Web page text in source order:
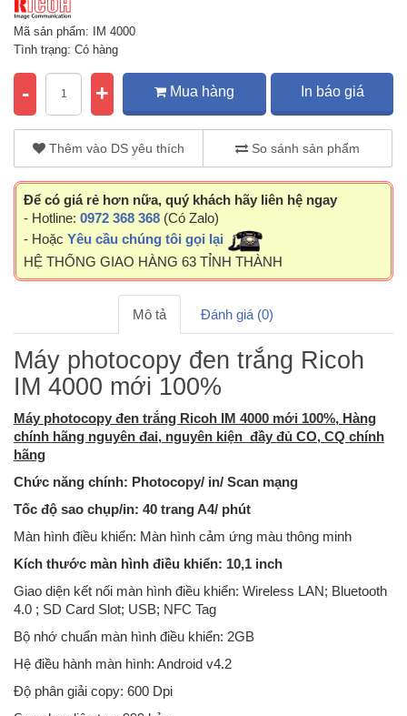
Mã sản phẩm: IM 4000
Tình trạng: Có hàng
- + Mua hàng In báo giá
Thêm vào DS yêu thích So sánh sản phẩm
Để có giá rẻ hơn nữa, quý khách hãy liên hệ ngay
- Hotline: 0972 368 368 (Có Zalo)
- Hoặc Yêu cầu chúng tôi gọi lại
HỆ THỐNG GIAO HÀNG 63 TỈNH THÀNH
Mô tả Đánh giá (0)
Máy photocopy đen trắng Ricoh
IM 4000 mới 100%
Máy photocopy đen trắng Ricoh IM 4000 mới 100%, Hàng
chính hãng nguyên đai, nguyên kiện đầy đủ CO, CQ chính
hãng
Chức năng chính: Photocopy/ in/ Scan mạng
Tốc độ sao chụp/in: 40 trang A4/ phút
Màn hình điều khiển: Màn hình cảm ứng màu thông minh
Kích thước màn hình điều khiển: 10,1 inch
Giao diện kết nối màn hình điều khiển: Wireless LAN; Bluetooth
4.0 ; SD Card Slot; USB; NFC Tag
Bộ nhớ chuẩn màn hình điều khiển: 2GB
Hệ điều hành màn hình: Android v4.2
Độ phân giải copy: 600 Dpi